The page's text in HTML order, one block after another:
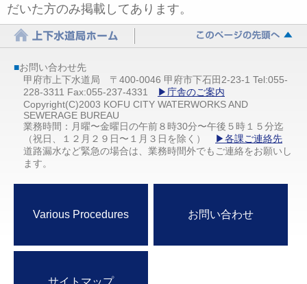
だいた方のみ掲載してあります。
■お問い合わせ先
甲府市上下水道局 〒400-0046 甲府市下石田2-23-1 Tel:055-
228-3311 Fax:055-237-4331
▶庁舎のご案内
Copyright(C)2003 KOFU CITY WATERWORKS AND
SEWERAGE BUREAU
業務時間：月曜〜金曜日の午前８時30分〜午後５時１５分迄
（祝日、１２月２９日〜１月３日を除く）
▶各課ご連絡先
道路漏水など緊急の場合は、業務時間外でもご連絡をお願いし
ます。
Various Procedures お問い合わせ